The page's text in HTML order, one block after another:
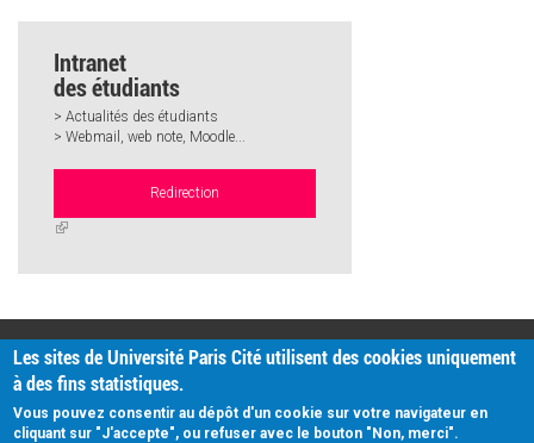
Intranet
des étudiants
> Actualités des étudiants
> Webmail, web note, Moodle...
Redirection
(link
PRATIQUE
Plan d'accès
Intranet
Mentions légales
Données personnelles
Les sites de Université Paris Cité utilisent des cookies uniquement
à des fins statistiques.
Vous pouvez consentir au dépôt d'un cookie sur votre navigateur en
cliquant sur "J'accepte", ou refuser avec le bouton "Non, merci".